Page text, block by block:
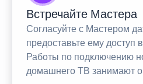
Встречайте Мастера
Согласуйте с Мастером
предоставьте ему доступ
Работы по подключению
домашнего ТВ занимают